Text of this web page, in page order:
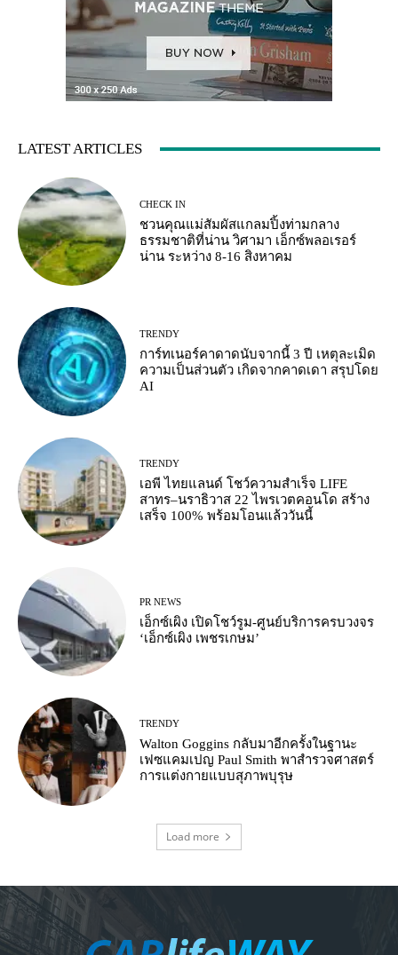
LATEST ARTICLES
CHECK IN
ชวนคุณแม่สัมผัสแกลมปิ้งท่ามกลาง
ธรรมชาติที่น่าน วิศามา เอ็กซ์พลอเรอร์
น่าน ระหว่าง 8-16 สิงหาคม
TRENDY
การ์ทเนอร์คาดาดนับจากนี้ 3 ปี เหตุละเมิด
ความเป็นส่วนตัว เกิดจากคาดเดา สรุปโดย
AI
TRENDY
เอพี ไทยแลนด์ โชว์ความสำเร็จ LIFE
สาทร–นราธิวาส 22 ไพรเวตคอนโด สร้าง
เสร็จ 100% พร้อมโอนแล้ววันนี้
PR NEWS
เอ็กซ์เผิง เปิดโชว์รูม-ศูนย์บริการครบวงจร
‘เอ็กซ์เผิง เพชรเกษม’
TRENDY
Walton Goggins กลับมาอีกครั้งในฐานะ
เฟซแคมเปญ Paul Smith พาสำรวจศาสตร์
การแต่งกายแบบสุภาพบุรุษ
Load more